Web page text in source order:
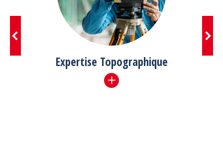
Expertise Topographique